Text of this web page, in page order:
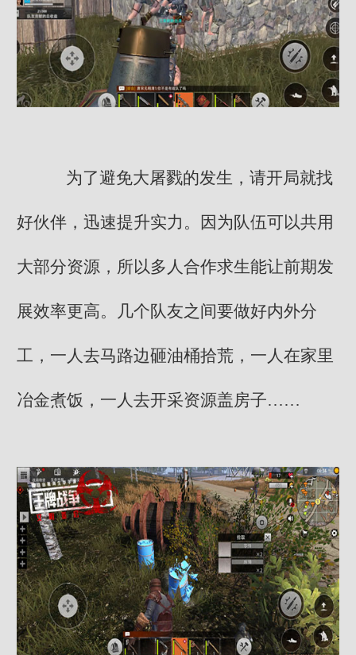
为了避免大屠戮的发生，请开局就找
好伙伴，迅速提升实力。因为队伍可以共用
大部分资源，所以多人合作求生能让前期发
展效率更高。几个队友之间要做好内外分
工，一人去马路边砸油桶拾荒，一人在家里
冶金煮饭，一人去开采资源盖房子……